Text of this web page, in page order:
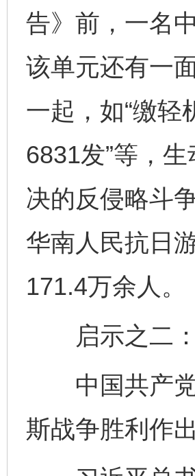
告》前，一名
该单元还有一
一起，如“缴
6831发”等，
决的反侵略斗
华南人民抗日
171.4万余人。
启示之二：
中国共产党
斯战争胜利作